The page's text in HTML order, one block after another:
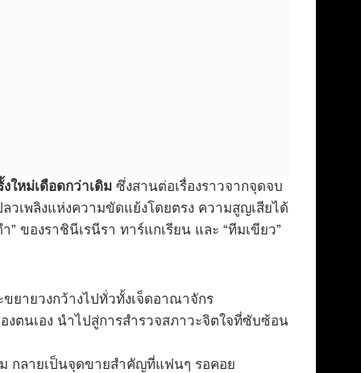
ใหม่เดือดกว่าเดิม ซึ่งสานต่อเรื่องราวจากจุดจบ
เพลิงแห่งความขัดแย้งโดยตรง ความสูญเสียได้
ของราชินีเรนีรา ทาร์แกเรียน และ “ทีมเขียว”
ยายวงกว้างไปทั่วทั้งเจ็ดอาณาจักร
ตนเอง นำไปสู่การสำรวจสภาวะจิตใจที่ซับซ้อน
กลายเป็นจุดขายสำคัญที่แฟนๆ รอคอย